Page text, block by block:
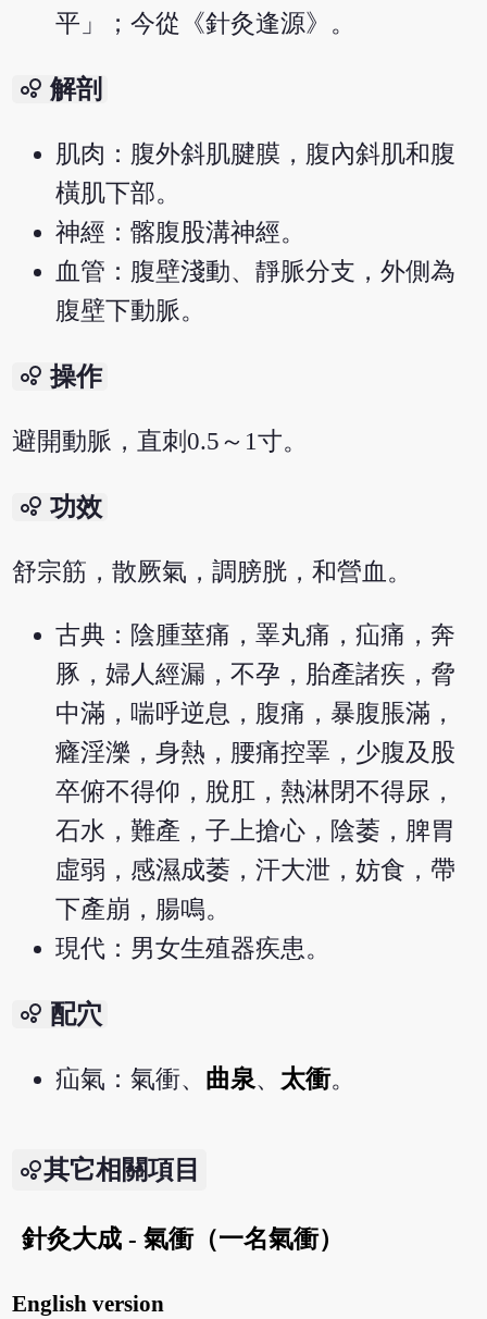
平」；今從《針灸逢源》。
bubble_chart 解剖
肌肉：腹外斜肌腱膜，腹內斜肌和腹
橫肌下部。
神經：髂腹股溝神經。
血管：腹壁淺動、靜脈分支，外側為
腹壁下動脈。
bubble_chart 操作
避開動脈，直刺0.5～1寸。
bubble_chart 功效
舒宗筋，散厥氣，調膀胱，和營血。
古典：陰腫莖痛，睪丸痛，疝痛，奔
豚，婦人經漏，不孕，胎產諸疾，脅
中滿，喘呼逆息，腹痛，暴腹脹滿，
癃淫濼，身熱，腰痛控睪，少腹及股
卒俯不得仰，脫肛，熱淋閉不得尿，
石水，難產，子上搶心，陰萎，脾胃
虛弱，感濕成萎，汗大泄，妨食，帶
下產崩，腸鳴。
現代：男女生殖器疾患。
bubble_chart 配穴
疝氣：氣衝、 曲泉、 太衝。
其它相關項目
針灸大成 - 氣衝（一名氣衝）
English version